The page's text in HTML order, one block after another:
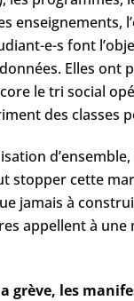
enseignements,
e-s font
Elles ont
le tri social
des classes
stopper cette
jamais à
appellent à
grève, les